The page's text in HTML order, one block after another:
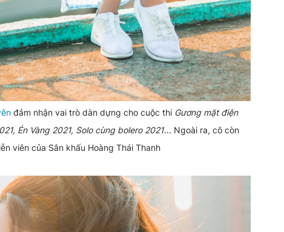
đảm nhận vai trò dàn dựng cho cuộc thi Gương mặt điện
Én Vàng 2021, Solo cùng bolero 2021... Ngoài ra, cô còn
viên của Sân khấu Hoàng Thái Thanh